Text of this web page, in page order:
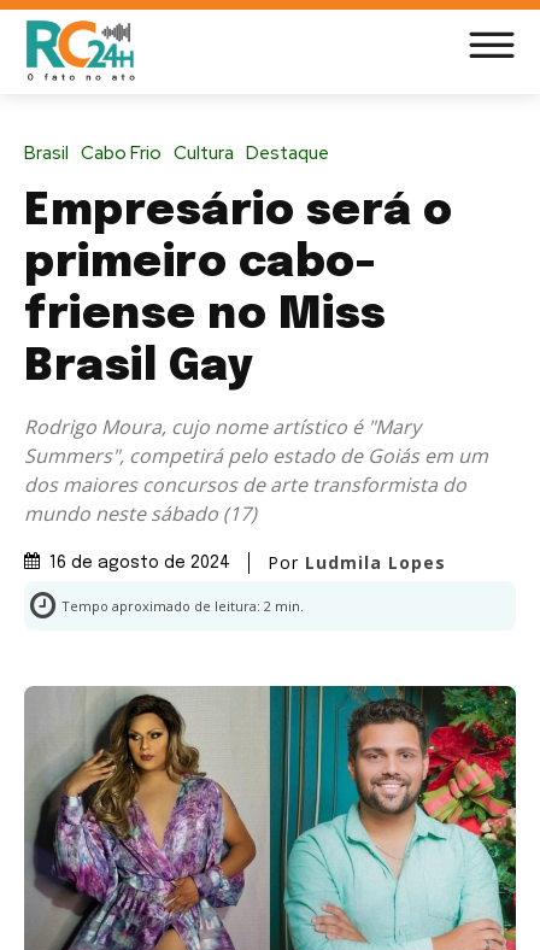
Brasil Cabo Frio Cultura Destaque
Empresário será o
primeiro cabo-
friense no Miss
Brasil Gay
Rodrigo Moura, cujo nome artístico é "Mary
Summers", competirá pelo estado de Goiás em um
dos maiores concursos de arte transformista do
mundo neste sábado (17)
16 de agosto de 2024 Por Ludmila Lopes
Tempo aproximado de leitura: 2 min.